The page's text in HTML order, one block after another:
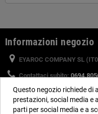
Informazioni negozio
EYAROC COMPANY SL
Contattaci subito:
Orario:Dal lunedì al
Email:info@piscinefuori-
Questo negozio richiede di
prestazioni, social media e
parti per social media e a